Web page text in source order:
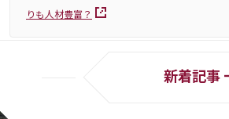
りも人材豊富？
新着記事